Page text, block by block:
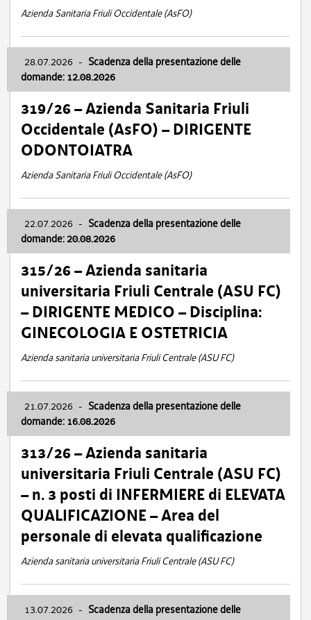
Azienda Sanitaria Friuli Occidentale (AsFO)
28.07.2026 - Scadenza della presentazione delle
domande: 12.08.2026
319/26 – Azienda Sanitaria Friuli
Occidentale (AsFO) – DIRIGENTE
ODONTOIATRA
Azienda Sanitaria Friuli Occidentale (AsFO)
22.07.2026 - Scadenza della presentazione delle
domande: 20.08.2026
315/26 – Azienda sanitaria
universitaria Friuli Centrale (ASU FC)
– DIRIGENTE MEDICO – Disciplina:
GINECOLOGIA E OSTETRICIA
Azienda sanitaria universitaria Friuli Centrale (ASU FC)
21.07.2026 - Scadenza della presentazione delle
domande: 16.08.2026
313/26 – Azienda sanitaria
universitaria Friuli Centrale (ASU FC)
– n. 3 posti di INFERMIERE di ELEVATA
QUALIFICAZIONE – Area del
personale di elevata qualificazione
Azienda sanitaria universitaria Friuli Centrale (ASU FC)
13.07.2026 - Scadenza della presentazione delle